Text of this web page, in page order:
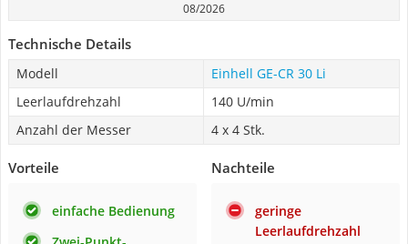
08/2026
Technische Details
Modell
Einhell GE-CR 30 Li
Leerlaufdrehzahl
140 U/min
Anzahl der Messer
4 x 4 Stk.
Vorteile
einfache Bedienung
Nachteile
geringe
Leerlaufdrehzahl